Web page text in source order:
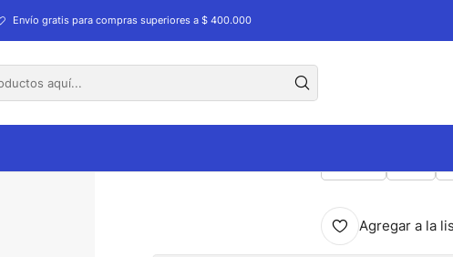
Envío gratis para compras superiores a $ 400.000
Termo Pitillo
Agregar a la